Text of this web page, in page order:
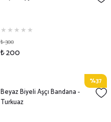
₺ 300
₺ 200
%37
Beyaz Biyeli Aşçı Bandana -
Turkuaz